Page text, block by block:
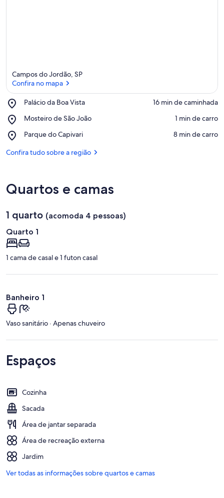
Campos do Jordão, SP
Confira no mapa
Palácio da Boa Vista
Place,
da
Vista
‪16 min de caminhada‬
Mosteiro de São João
Place,
de
João
‪1 min de carro‬
Parque do Capivari
Place,
do
‪8 min de carro‬
Confira tudo sobre a região
Quartos e camas
1 quarto (acomoda 4 pessoas)
Quarto 1
1 cama de casal e 1 futon casal
Banheiro 1
Vaso sanitário · Apenas chuveiro
Espaços
Cozinha
Sacada
Área de jantar separada
Área de recreação externa
Jardim
Ver todas as informações sobre quartos e camas